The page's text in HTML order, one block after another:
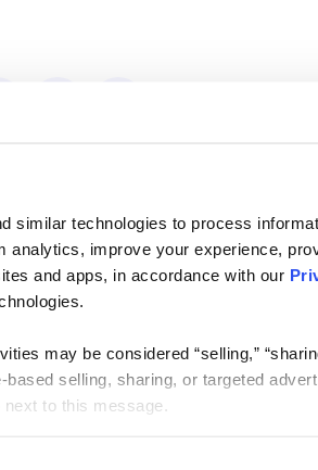
similar technologies to process
analytics, improve your experience,
and apps, in accordance with our
may be considered “selling,”
based selling, sharing, or targeted
next to this message.